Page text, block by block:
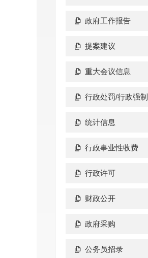
政府工作报告
提案建议
重大会议信息
行政处罚/行政强制
统计信息
行政事业性收费
行政许可
财政公开
政府采购
公务员招录